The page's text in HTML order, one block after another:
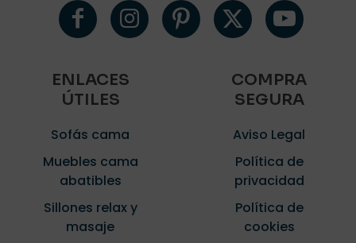
ENLACES
ÚTILES
Sofás cama
Muebles cama
abatibles
Sillones relax y
masaje
COMPRA
SEGURA
Aviso Legal
Política de
privacidad
Política de
cookies